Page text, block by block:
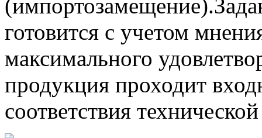
готовится с учетом
максимального
продукция проходит
соответствия